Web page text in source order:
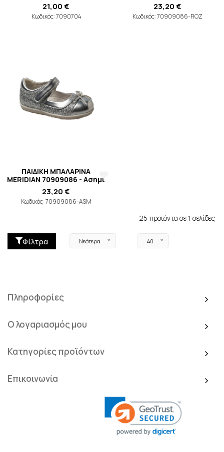
21,00 €
Κωδικός: 7090704
23,20 €
Κωδικός: 70909086-ROZ
ΠΑΙΔΙΚΗ ΜΠΑΛΑΡΙΝΑ
MERIDIAN 70909086 - Ασημί
23,20 €
Κωδικός: 70909086-ASM
25 προϊόντα σε 1 σελίδες:
Φίλτρα Νεότερα 40
Πληροφορίες
Ο λογαριασμός μου
Κατηγορίες προϊόντων
Επικοινωνία